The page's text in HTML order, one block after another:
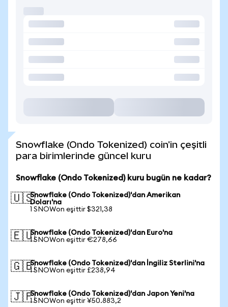
Snowflake (Ondo Tokenized) coin'in çeşitli
para birimlerinde güncel kuru
Snowflake (Ondo Tokenized) kuru bugün ne kadar?
🇺🇸Snowflake (Ondo Tokenized)'dan Amerikan
Doları'na
1 SNOWon eşittir $321,38
🇪🇺Snowflake (Ondo Tokenized)'dan Euro'na
1 SNOWon eşittir €278,66
🇬🇧Snowflake (Ondo Tokenized)'dan İngiliz Sterlini'na
1 SNOWon eşittir £238,94
🇯🇵Snowflake (Ondo Tokenized)'dan Japon Yeni'na
1 SNOWon eşittir ¥50.883,2